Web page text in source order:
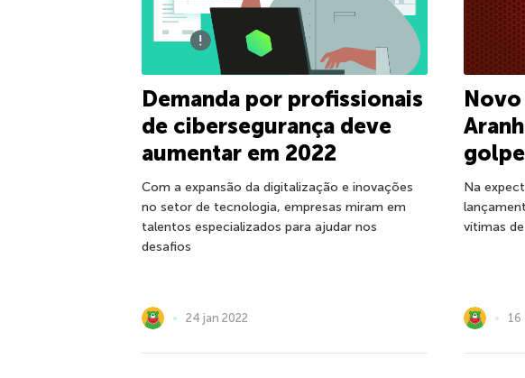
Demanda por profissionais
de cibersegurança deve
aumentar em 2022
Com a expansão da digitalização e inovações
no setor de tecnologia, empresas miram em
talentos especializados para ajudar nos
desafios
24 jan 2022
Na
vítimas
16